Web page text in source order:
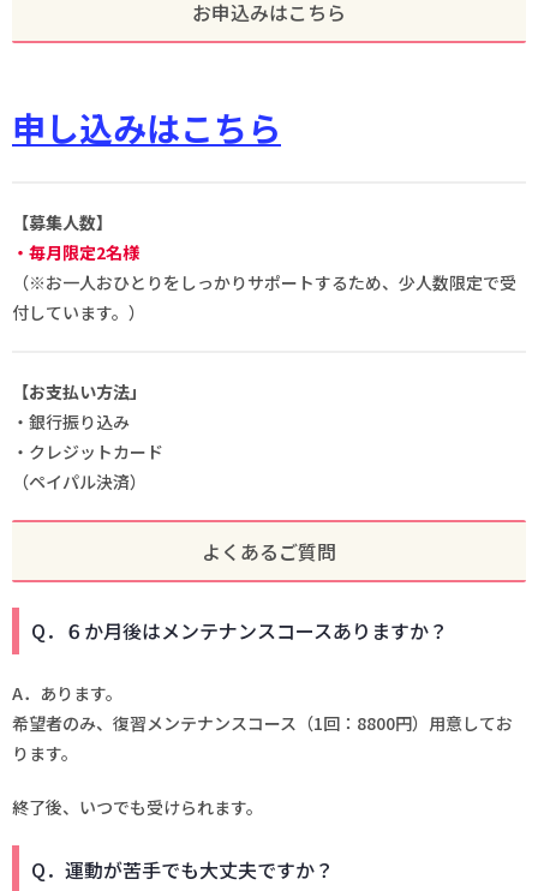
お申込みはこちら
申し込みはこちら
【募集人数】
・毎月限定2名様
（※お一人おひとりをしっかりサポートするため、少人数限定で受
付しています。）
【お支払い方法」
・銀行振り込み
・クレジットカード
（ペイパル決済）
よくあるご質問
Q．６か月後はメンテナンスコースありますか？
A．あります。
希望者のみ、復習メンテナンスコース（1回：8800円）用意してお
ります。
終了後、いつでも受けられます。
Q．運動が苦手でも大丈夫ですか？